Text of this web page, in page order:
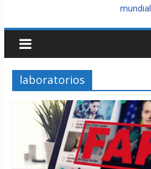
mundial
laboratorios